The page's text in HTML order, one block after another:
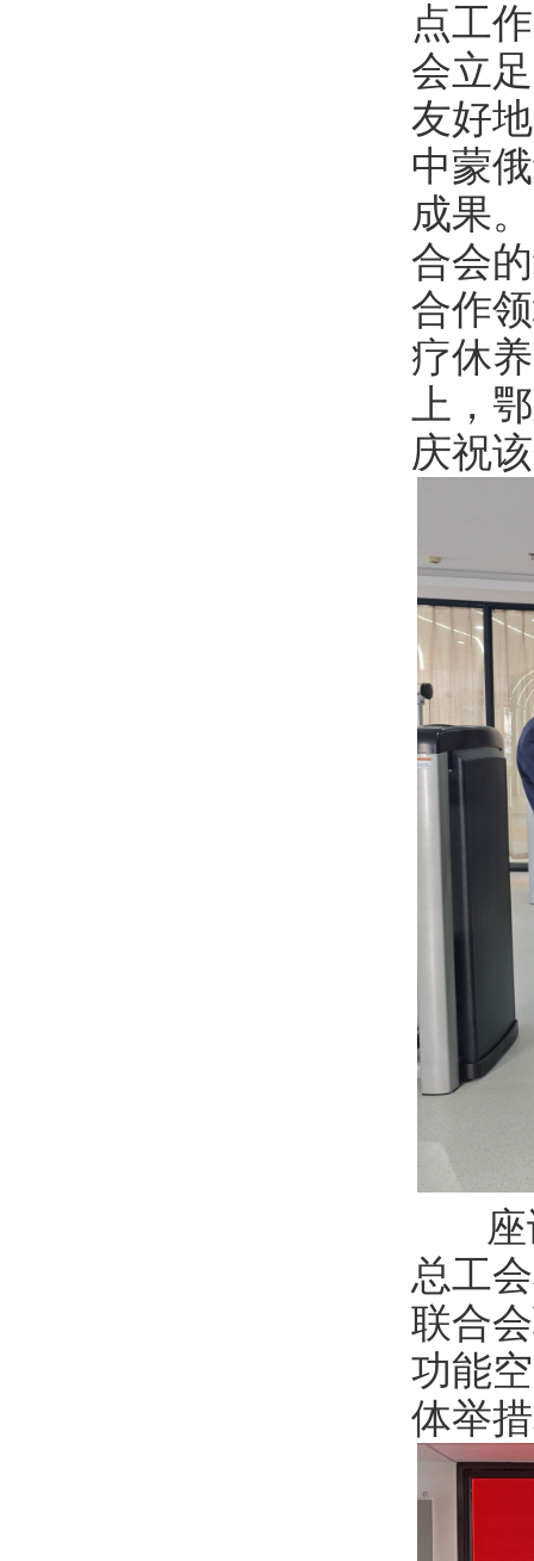
点工
会立
友好
中蒙
成果
合会
合作
疗休
上，
庆祝
座谈
总工
联合
功能
体举